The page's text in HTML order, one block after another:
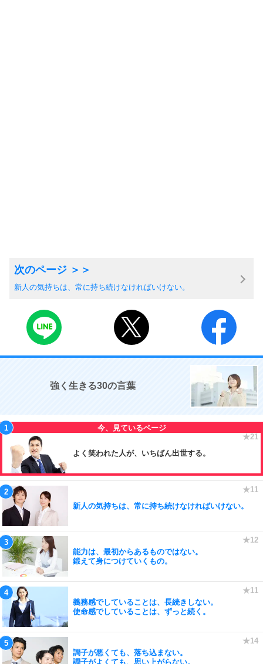
新人の気持ちは、常に持ち続けなければいけない。
強く生きる30の言葉
よく笑われた人が、いちばん出世する。
新人の気持ちは、常に持ち続けなければいけない。
能力は、最初からあるものではない。
鍛えて身につけていくもの。
義務感でしていることは、長続きしない。
使命感でしていることは、ずっと続く。
調子が悪くても、落ち込まない。
調子がよくても、思い上がらない。